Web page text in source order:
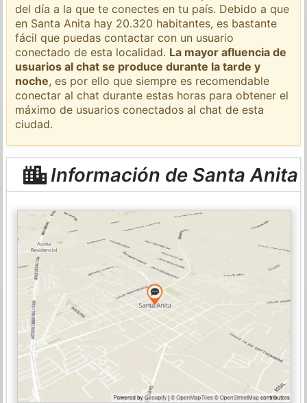
del día a la que te conectes en tu país. Debido a que
en Santa Anita hay 20.320 habitantes, es bastante
fácil que puedas contactar con un usuario
conectado de esta localidad. La mayor afluencia de
usuarios al chat se produce durante la tarde y
noche, es por ello que siempre es recomendable
conectar al chat durante estas horas para obtener el
máximo de usuarios conectados al chat de esta
ciudad.
Información de Santa Anita